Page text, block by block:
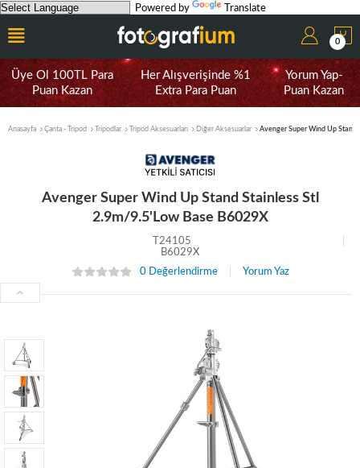
Powered by Translate
0
Üye Ol 100TL Para
Puan Kazan
Her Alışverişinde %1
Extra Para Puan
Yorum Yap-
Puan Kazan
Anasayfa Çanta - Tripod Tripodlar Tripod Aksesuarları Diğer Aksesuarlar Avenger Super Wind Up Stand
Avenger Super Wind Up Stand Stainless Stl
2.9m/9.5'Low Base B6029X
T24105
B6029X
0 Değerlendirme
Yorum Yaz